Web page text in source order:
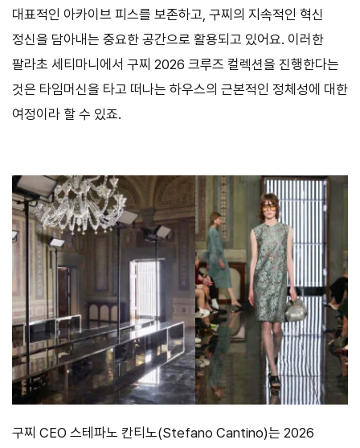
대표적인 아카이브 피스를 보존하고, 구찌의 지속적인 혁신
정신을 담아내는 중요한 공간으로 활용되고 있어요. 이러한
팔라초 세티마니에서 구찌 2026 크루즈 컬렉션을 진행한다는
것은 타임머신을 타고 떠나는 하우스의 근본적인 정체성에 대한
여정이라 할 수 있죠.
구찌 CEO 스테파노 칸티노(Stefano Cantino)는 2026